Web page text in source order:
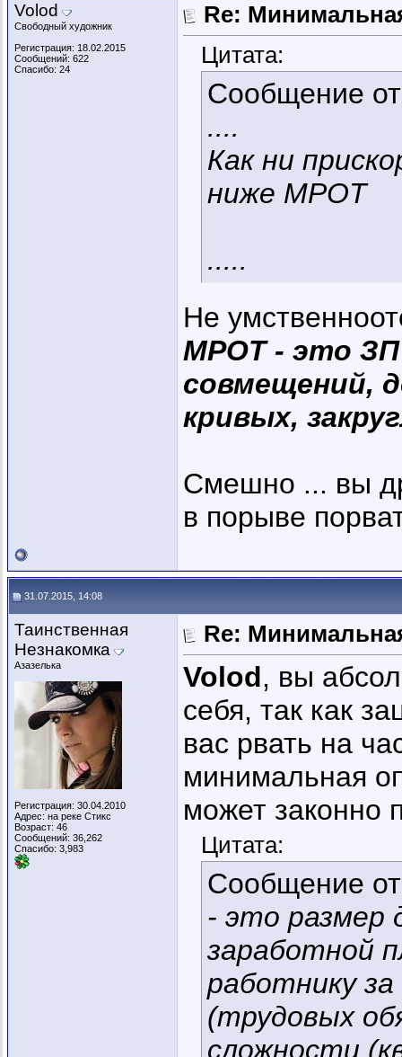
Volod
Свободный художник
Регистрация: 18.02.2015
Сообщений: 622
Спасибо: 24
Re:
Цитата:
Сообщение
....
Как ни
ниже МРОТ
.....
Не
МРОТ - это ЗП
совмещений,
кривых,
Смешно ... вы
в порыве
31.07.2015, 14:08
Таинственная
Незнакомка
Азазелька
Регистрация: 30.04.2010
Адрес: на реке Стикс
Возраст: 46
Сообщений: 36,262
Спасибо: 3,983
Re:
Volod, вы
себя, так как
вас рвать на
минимальная
может законно
Цитата:
Сообщение
- это
заработной
работнику
(трудовых
сложности